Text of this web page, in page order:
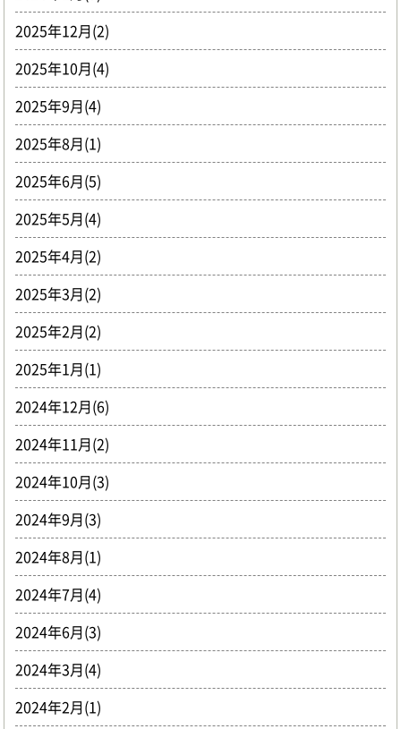
2025年12月(2)
2025年10月(4)
2025年9月(4)
2025年8月(1)
2025年6月(5)
2025年5月(4)
2025年4月(2)
2025年3月(2)
2025年2月(2)
2025年1月(1)
2024年12月(6)
2024年11月(2)
2024年10月(3)
2024年9月(3)
2024年8月(1)
2024年7月(4)
2024年6月(3)
2024年3月(4)
2024年2月(1)